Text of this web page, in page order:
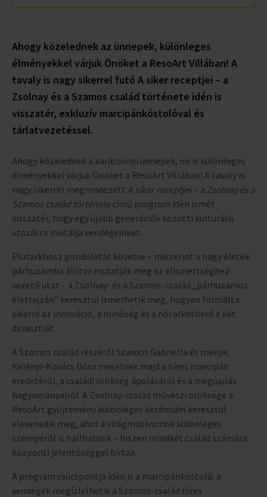
Ahogy közelednek az ünnepek, különleges
élményekkel várjuk Önöket a ResoArt Villában! A
tavaly is nagy sikerrel futó A siker receptjei – a
Zsolnay és a Szamos család története idén is
visszatér, exkluzív marcipánkóstolóval és
tárlatvezetéssel.
Ahogy közelednek a karácsonyi ünnepek, mi is különleges
élményekkel várjuk Önöket a ResoArt Villában! A tavaly is
nagy sikerrel megrendezett A siker receptjei – a Zsolnay és a
Szamos család történetecímű program idén ismét
visszatér, hogy egy újabb generációk közötti kulturális
utazásra invitálja vendégeinket.
Plutarkhosz gondolatát követve – miszerint a nagy életek
párhuzamba állítva mutatják meg az elismertséghez
vezető utat – a Zsolnay- és a Szamos-család „párhuzamos
életrajzán” keresztül ismerhetik meg, hogyan formálta
sikerré az innováció, a minőség és a női alkotóerő e két
dinasztiát.
A Szamos család részéről Szamos Gabriella és menye,
Kelényi-Kovács Dóra mesélnek majd a híres marcipán
eredetéről, a családi örökség ápolásáról és a megújulás
hagyományairól. A Zsolnay-család művészi öröksége a
ResoArt gyűjtemény különleges kerámiáin keresztül
elevenedik meg, ahol a virágmotívumok különleges
szerepéről is hallhatunk – hiszen mindkét család számára
központi jelentőséggel bírtak.
A program csúcspontja idén is a marcipánkóstoló: a
vendégek megízlelhetik a Szamos-család híres